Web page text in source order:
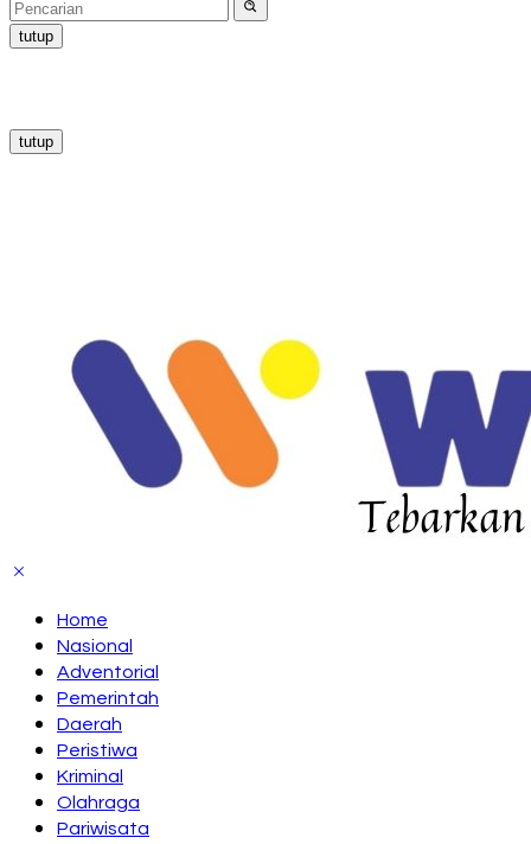
tutup
tutup
Home
Nasional
Adventorial
Pemerintah
Daerah
Peristiwa
Kriminal
Olahraga
Pariwisata